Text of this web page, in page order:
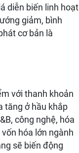
diễn biến linh hoạt
giảm, bình
cơ bản là
với thanh khoản
tăng ở hầu khắp
công nghệ, hóa
hóa lớn ngành
sẽ biến động